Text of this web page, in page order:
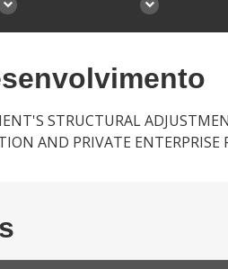
STRUCTURAL
AND PRIVATE